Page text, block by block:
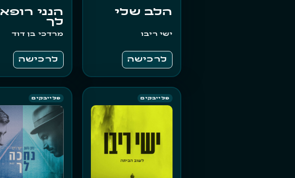
הלב שלי
ישי ריבו
לרכישה
הנני רופא
לך
מרדכי בן דוד
לרכישה
פלייבקים פלייבקים